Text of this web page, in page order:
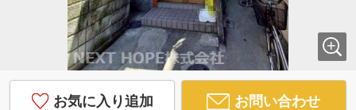
お気に入り追加 お問い合わせ